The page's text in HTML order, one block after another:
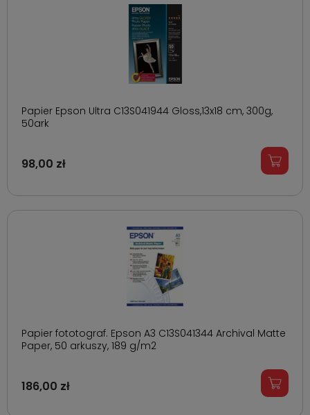
Papier Epson Ultra C13S041944 Gloss,13x18 cm, 300g,
50ark
98,00 zł
Papier fototograf. Epson A3 C13S041344 Archival Matte
Paper, 50 arkuszy, 189 g/m2
186,00 zł